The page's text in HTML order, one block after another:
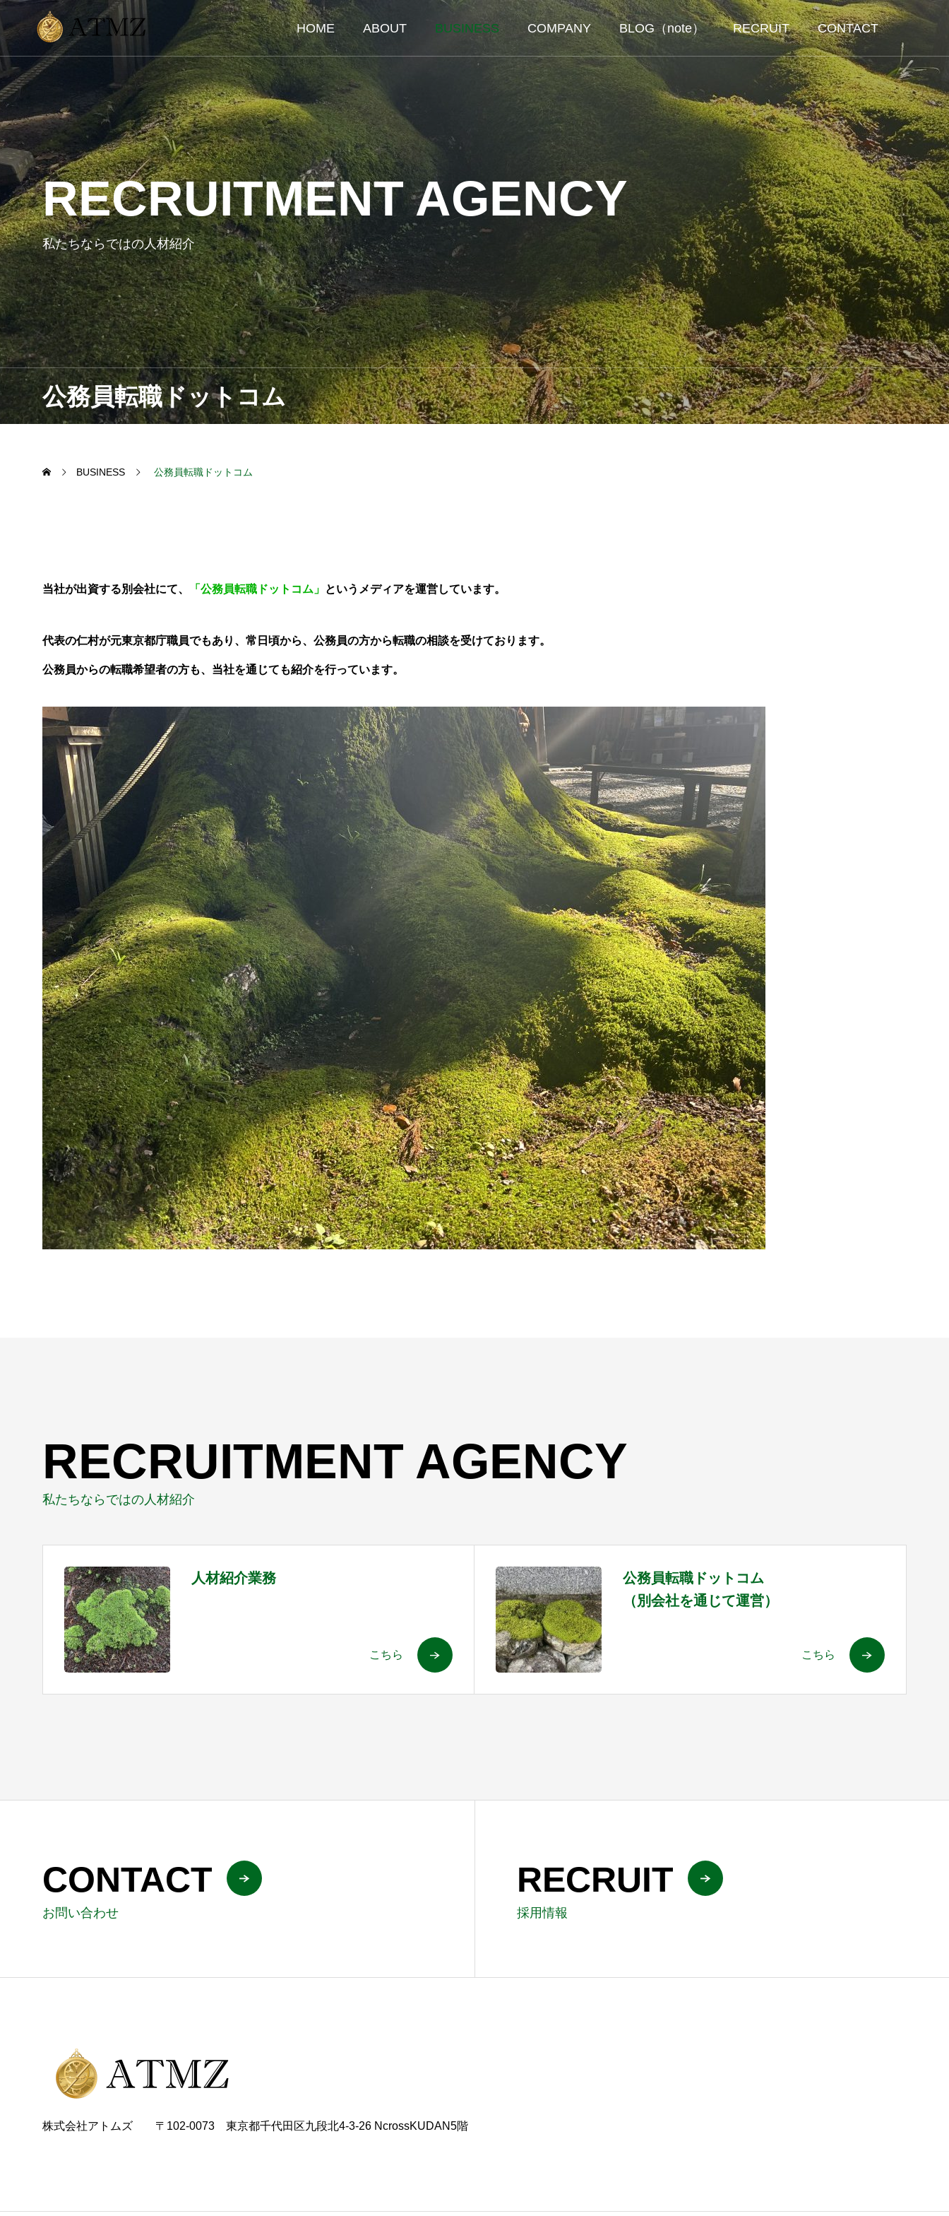
HOME ABOUT BUSINESS COMPANY BLOG（note） RECRUIT CONTACT
BUSINESS
私たちの業務について
CONSULTING
会社の経営全般に関する支援
経営全般に関する相談・支援
経営管理支援
M＆A支援
BACKOFFICE
バックオフィスを全方向で支援
人事労務・給与計算
総務・会社の運営全般
DX支援
RECRUITMENT
AGENCY
私たちならではの人材紹介
人材紹介
公務員転職ドットコム
公務員転職ドットコム
RECRUITMENT AGENCY
私たちならではの人材紹介
BUSINESS 公務員転職ドットコム
当社が出資する別会社にて、 「公務員転職ドットコム」 というメディアを運営しています。
代表の仁村が元東京都庁職員でもあり、常日頃から、公務員の方から転職の相談を受けております。
公務員からの転職希望者の方も、当社を通じても紹介を行っています。
RECRUITMENT AGENCY
私たちならではの人材紹介
人材紹介業務
こちら
公務員転職ドットコム
（別会社を通じて運営）
こちら
CONTACT
お問い合わせ
RECRUIT
採用情報
株式会社アトムズ 〒102-0073 東京都千代田区九段北4-3-26 NcrossKUDAN5階